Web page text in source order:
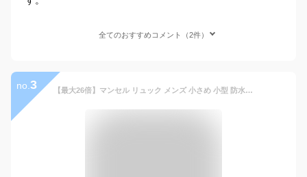
全てのおすすめコメント（2件）
no. 3 【最大26倍】マンセル リュック メンズ 小さめ 小型 防水 大人 通勤 薄型 薄マチ ビジネスリュック ブランド おしゃれ MANSEL 0001